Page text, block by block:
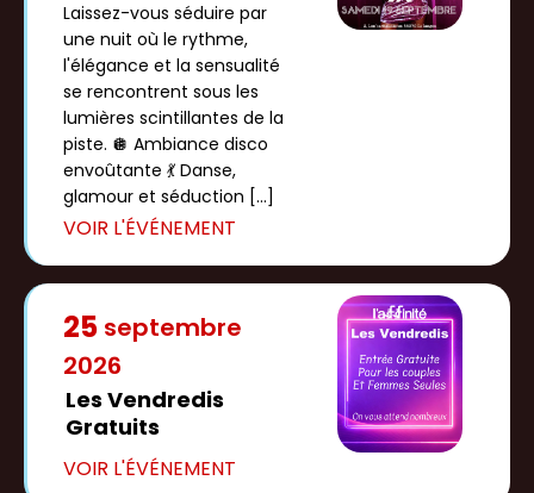
Laissez-vous séduire par
une nuit où le rythme,
l'élégance et la sensualité
se rencontrent sous les
lumières scintillantes de la
piste. 🪩 Ambiance disco
envoûtante 💃 Danse,
glamour et séduction […]
25 septembre
2026
Les Vendredis
Gratuits